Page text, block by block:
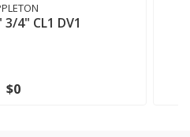
3/4" CL1 DV1
$0